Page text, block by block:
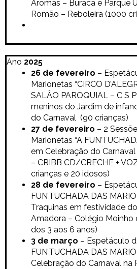
Aromas – Buraca e Parque
Romão – Reboleira (1000
Ano 2025
26 de fevereiro –
Marionetas “CIRCO
SALÂO PAROQUIAL – C S
meninos do Jardim de
do Carnaval (90 crianças)
27 de fevereiro – 2
Marionetas “A
em Celebração do Carnaval
– CRIBB CD/CRECHE +
crianças e 20 idosos)
28 de fevereiro –
FUN’TUCHADA DAS
Traquinas em festividade
Amadora – Colégio Moinho
dos 3 aos 6 anos)
3 de março – Espetáculo
FUN’TUCHADA DAS
Celebração do Carnaval na